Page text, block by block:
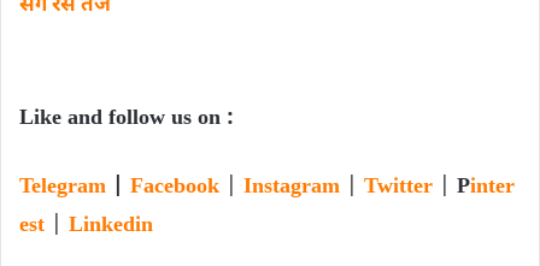
संग रेस तेज
Like and follow us on :
Telegram Facebook Instagram Twitter Pinter
est
Linkedin